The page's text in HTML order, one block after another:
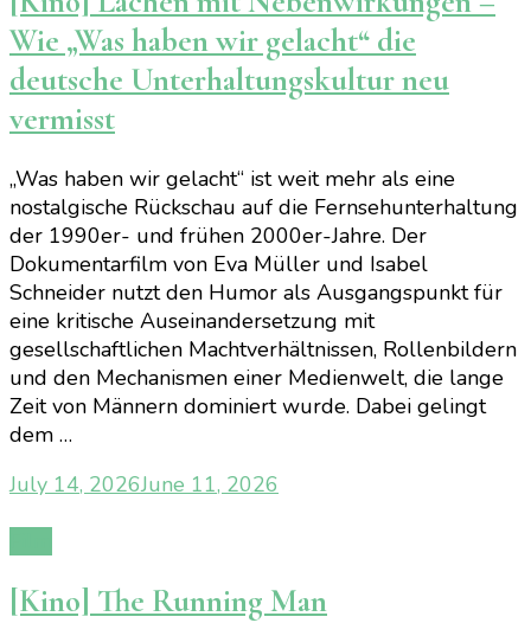
Wie „Was haben wir gelacht“ die
deutsche Unterhaltungskultur neu
vermisst
„Was haben wir gelacht“ ist weit mehr als eine
nostalgische Rückschau auf die Fernsehunterhaltung
der 1990er- und frühen 2000er-Jahre. Der
Dokumentarfilm von Eva Müller und Isabel
Schneider nutzt den Humor als Ausgangspunkt für
eine kritische Auseinandersetzung mit
gesellschaftlichen Machtverhältnissen, Rollenbildern
und den Mechanismen einer Medienwelt, die lange
Zeit von Männern dominiert wurde. Dabei gelingt
dem …
July 14, 2026June 11, 2026
[Kino] The Running Man